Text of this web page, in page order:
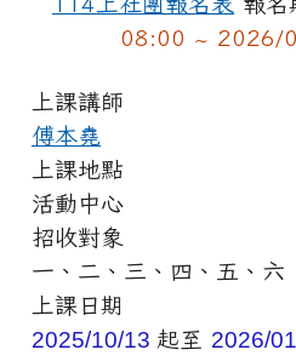
08:00 ~ 2026/
上課講師
傅本堯
上課地點
活動中心
招收對象
一、二、三、四、五、六
上課日期
2025/10/13 起至 2026/